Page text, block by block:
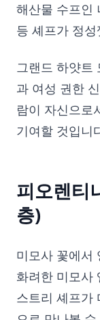
해산물 수프인
등 셰프가 정
그랜드 하얏트
과 여성 권한
람이 자신으로
기여할 것입니
피오렌티
층)
미모사 꽃에서
화려한 미모사
스트리 셰프가